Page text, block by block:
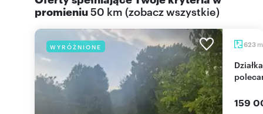
promieniu50 km (zobacz wszystkie)
WYRÓŻNIONE 623 m
Działka budowlana 623 m² z dostępem do parku
159